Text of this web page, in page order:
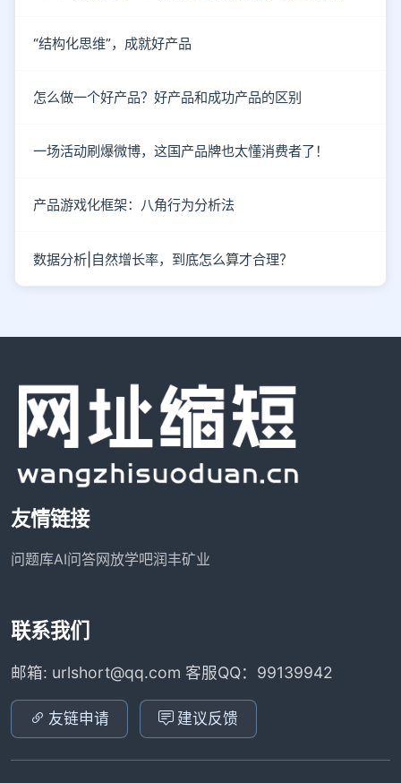
“结构化思维”，成就好产品
怎么做一个好产品？好产品和成功产品的区别
一场活动刷爆微博，这国产品牌也太懂消费者了！
产品游戏化框架：八角行为分析法
数据分析|自然增长率，到底怎么算才合理？
友情链接
问题库AI问答网放学吧润丰矿业
联系我们
邮箱: urlshort@qq.com 客服QQ：99139942
友链申请 建议反馈